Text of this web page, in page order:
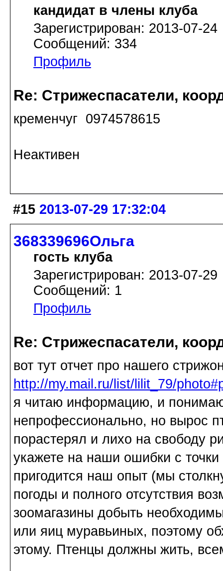
кандидат в члены клуба
Зарегистрирован: 2013-07-24
Сообщений: 334
Профиль
Re: Стрижеспасатели,
кременчуг 0974578615
Неактивен
#15 2013-07-29 17:32:04
368339696Ольга
гость клуба
Зарегистрирован: 2013-07-29
Сообщений: 1
Профиль
Re: Стрижеспасатели,
вот тут отчет про нашего
http://my.mail.ru/list/lilit_79/
я читаю информацию, и
непрофессионально, но вырос
порастерял и лихо на свободу
укажете на наши ошибки с
пригодится наш опыт (мы
погоды и полного отсутствия
зоомагазины добыть
или яиц муравьиных, поэтому
этому. Птенцы должны жить,